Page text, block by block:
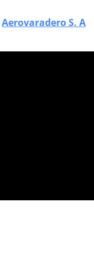
Aerovaradero S. A